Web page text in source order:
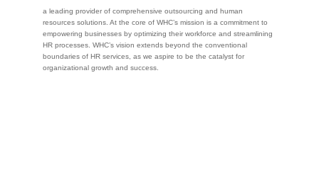
a leading provider of comprehensive outsourcing and human
resources solutions. At the core of WHC’s mission is a commitment to
empowering businesses by optimizing their workforce and streamlining
HR processes. WHC’s vision extends beyond the conventional
boundaries of HR services, as we aspire to be the catalyst for
organizational growth and success.